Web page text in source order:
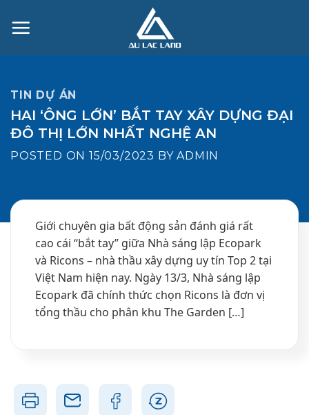
TIN DỰ ÁN
HAI ‘ÔNG LỚN’ BẮT TAY XÂY DỰNG ĐẠI
ĐÔ THỊ LỚN NHẤT NGHỆ AN
POSTED ON15/03/2023 BYADMIN
Giới chuyên gia bất động sản đánh giá rất
cao cái “bắt tay” giữa Nhà sáng lập Ecopark
và Ricons – nhà thầu xây dựng uy tín Top 2 tại
Việt Nam hiện nay. Ngày 13/3, Nhà sáng lập
Ecopark đã chính thức chọn Ricons là đơn vị
tổng thầu cho phân khu The Garden […]